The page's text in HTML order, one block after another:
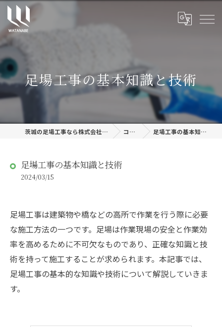
足場工事の基本知識と技術
茨城の足場工事なら株式会社渡邊建設 コラム 足場工事の基本知識と技術
足場工事の基本知識と技術
2024/03/15
足場工事は建築物や橋などの高所で作業を行う際に必要
な施工方法の一つです。足場は作業現場の安全と作業効
率を高めるために不可欠なものであり、正確な知識と技
術を持って施工することが求められます。本記事では、
足場工事の基本的な知識や技術について解説していきま
す。